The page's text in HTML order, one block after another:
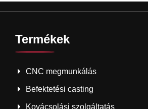
Termékek
CNC megmunkálás
Befektetési casting
Kovácsolási szolgáltatás